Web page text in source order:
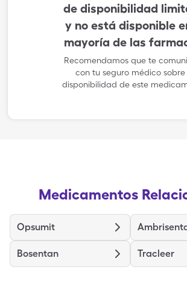
de disponibilidad
y no está disponible
mayoría de las
Recomendamos que te
con tu seguro médico sobre
disponibilidad de este
Medicamentos
Opsumit
Bosentan Tracleer